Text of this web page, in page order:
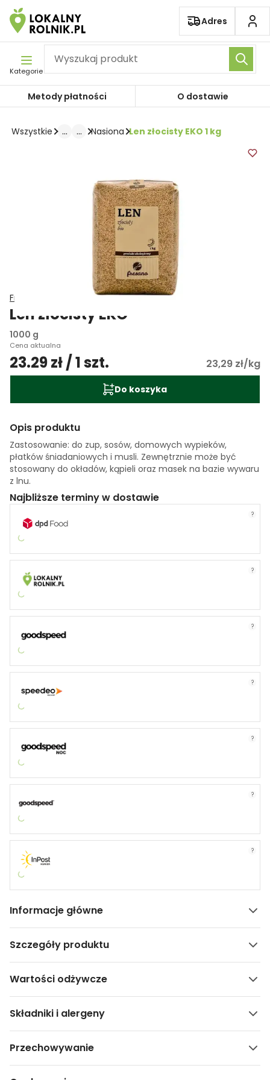
Pomiń nawigację
Adres
Kategorie
Metody płatności O dostawie
Wszystkie ... ... Nasiona Len złocisty EKO 1 kg
Fresano
Len złocisty EKO
1000 g
Cena aktualna
23.29 zł / 1 szt. 23,29 zł/kg
Do koszyka
Opis produktu
Zastosowanie: do zup, sosów, domowych wypieków,
płatków śniadaniowych i musli. Zewnętrznie może być
stosowany do okładów, kąpieli oraz masek na bazie wywaru
z lnu.
Najbliższe terminy w dostawie
?
?
?
?
?
?
?
Informacje główne
Szczegóły produktu
Wartości odżywcze
Składniki i alergeny
Przechowywanie